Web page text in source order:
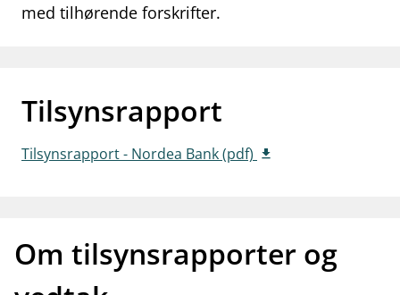
notifications_noneAbonner på nyhetsvarsel
med tilhørende forskrifter.
Tilsynsrapport
Tilsynsrapport - Nordea Bank (pdf)
Om tilsynsrapporter og